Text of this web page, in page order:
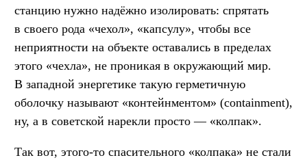
станцию нужно надёжно изолировать: спрятать
в своего рода «чехол», «капсулу», чтобы все
неприятности на объекте оставались в пределах
этого «чехла», не проникая в окружающий мир.
В западной энергетике такую герметичную
оболочку называют «контейнментом» (containment),
ну, а в советской нарекли просто — «колпак».
Так вот, этого-то спасительного «колпака» не стали